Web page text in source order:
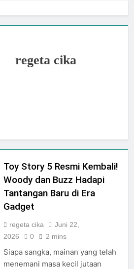
Agustus 2026 Dengan Tema
Nation Heritage
Plaza Ambarrukmo Rayakan
SPIRIT”, Hadirkan Promo
Hingga 80% Dan Rangkaian
regeta cika
Toy Story 5 Resmi Kembali!
Woody dan Buzz Hadapi
Tantangan Baru di Era
Gadget
regeta cika
Juni 22,
2026
0 2 mins
Siapa sangka, mainan yang telah
menemani masa kecil jutaan